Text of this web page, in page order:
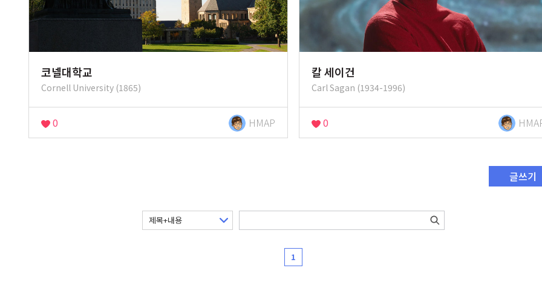
코넬대학교
Cornell University (1865)
0 HMAP
칼 세이건
Carl Sagan (1934-1996)
0
글쓰기
1